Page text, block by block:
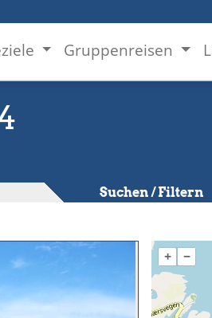
Gruppenreisen
Suchen / Filtern
+ −